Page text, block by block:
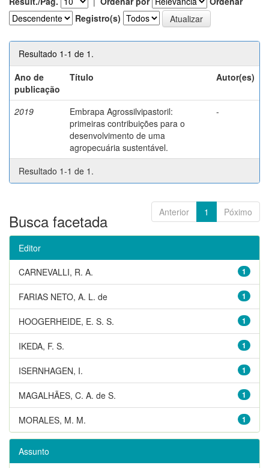
Registro(s)
Resultado 1-1 de 1.
Ano de
publicação
Título Autor(es)
2019
Embrapa Agrossilvipastoril:
primeiras contribuições para o
desenvolvimento de uma
agropecuária sustentável.
-
Resultado 1-1 de 1.
Anterior 1 Póximo
Busca facetada
Editor
1
CARNEVALLI, R. A.
1
FARIAS NETO, A. L. de
1
HOOGERHEIDE, E. S. S.
1
IKEDA, F. S.
1
ISERNHAGEN, I.
1
MAGALHÃES, C. A. de S.
1
MORALES, M. M.
Assunto